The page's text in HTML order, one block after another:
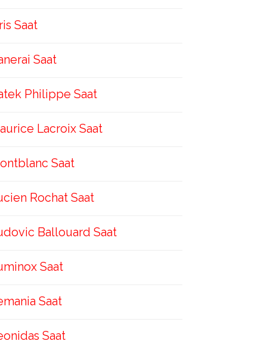
Saat
Saat
Philippe Saat
Lacroix Saat
Saat
Rochat Saat
Ballouard Saat
Saat
Saat
Saat